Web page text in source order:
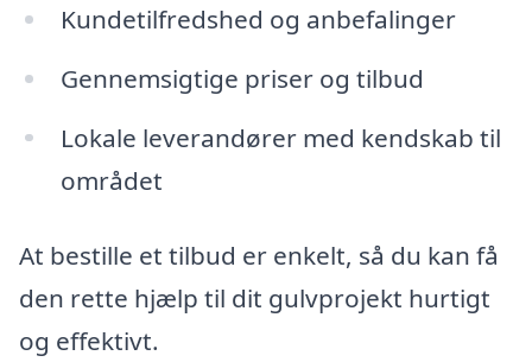
Kundetilfredshed og anbefalinger
Gennemsigtige priser og tilbud
Lokale leverandører med kendskab til
området
At bestille et tilbud er enkelt, så du kan få
den rette hjælp til dit gulvprojekt hurtigt
og effektivt.